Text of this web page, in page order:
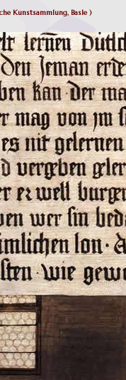
Kunstsammlung, Basle )